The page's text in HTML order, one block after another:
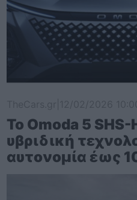
Το Omoda 5 SHS-
υβριδική
αυτονομία έως